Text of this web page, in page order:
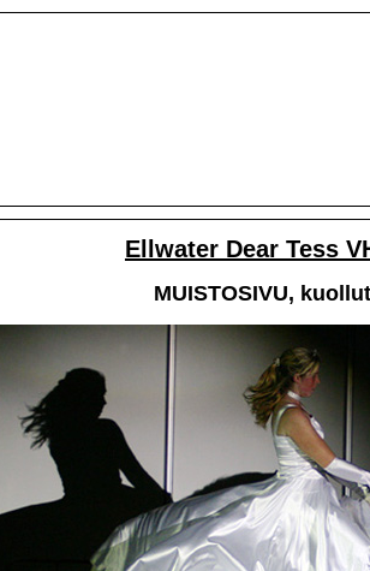
Ellwater Dear Tess
MUISTOSIVU,